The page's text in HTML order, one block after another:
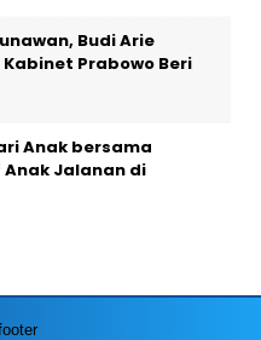
Budi Arie
Prabowo Beri
Anak bersama
Jalanan di